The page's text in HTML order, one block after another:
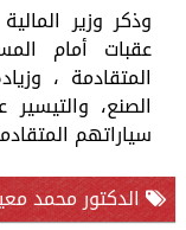
وذكر وزير
عقبات أمام
المتقادمة ،
الصنع،
سياراتهم
الدكتور محمد